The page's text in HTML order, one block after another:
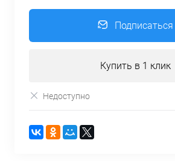
Подписаться
Купить в 1 клик
Недоступно